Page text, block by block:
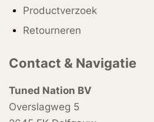
Productverzoek
Retourneren
Contact & Navigatie
Tuned Nation BV
Overslagweg 5